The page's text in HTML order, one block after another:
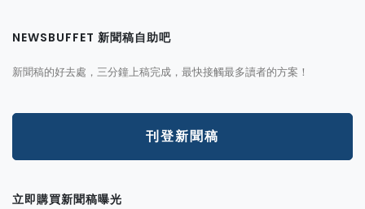
NEWSBUFFET 新聞稿自助吧
新聞稿的好去處，三分鐘上稿完成，最快接觸最多讀者的方案！
刊登新聞稿
立即購買新聞稿曝光